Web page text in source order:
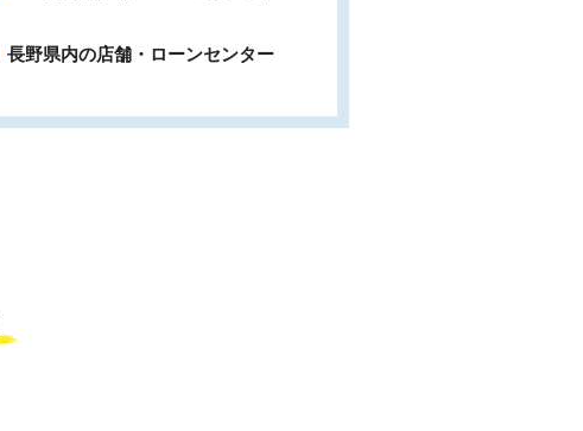
長野県内の店舗・ローンセンター